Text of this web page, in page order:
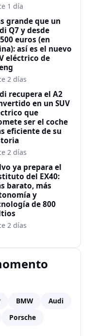
1 día
grande que un
Q7 y desde
euros (en
así es el nuevo
eléctrico de
2 días
recupera el A2
en un SUV
que
ser el coche
eficiente de su
2 días
ya prepara el
del EX40:
barato, más
y
de 800
2 días
BMW
Audi
Porsche